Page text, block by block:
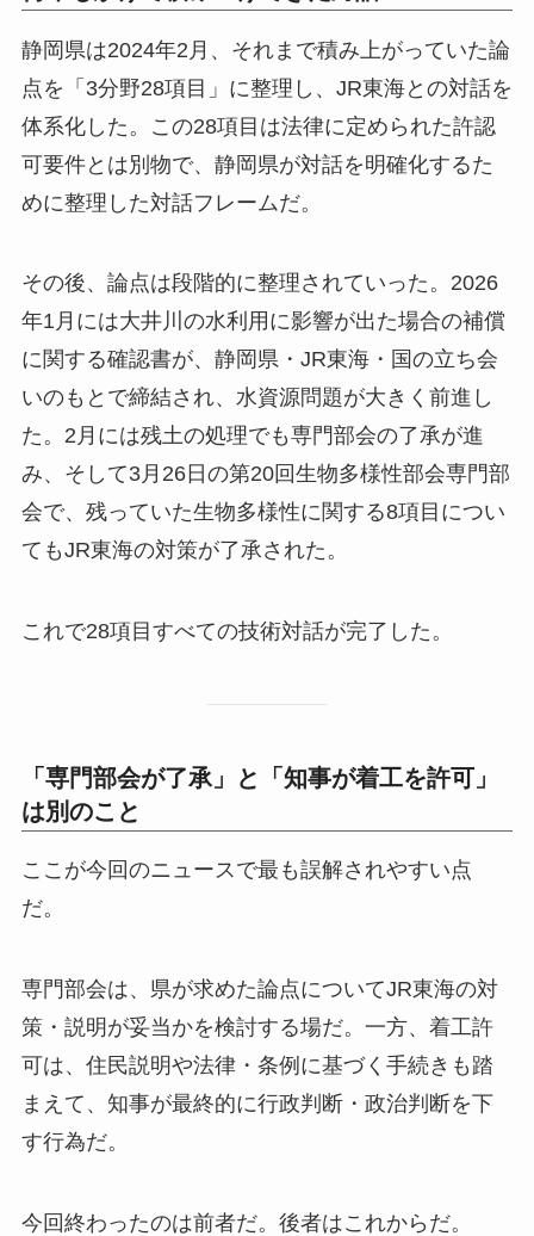
静岡県は2024年2月、それまで積み上がっていた論
点を「3分野28項目」に整理し、JR東海との対話を
体系化した。この28項目は法律に定められた許認
可要件とは別物で、静岡県が対話を明確化するた
めに整理した対話フレームだ。
その後、論点は段階的に整理されていった。2026
年1月には大井川の水利用に影響が出た場合の補償
に関する確認書が、静岡県・JR東海・国の立ち会
いのもとで締結され、水資源問題が大きく前進し
た。2月には残土の処理でも専門部会の了承が進
み、そして3月26日の第20回生物多様性部会専門部
会で、残っていた生物多様性に関する8項目につい
てもJR東海の対策が了承された。
これで28項目すべての技術対話が完了した。
「専門部会が了承」と「知事が着工を許可」
は別のこと
ここが今回のニュースで最も誤解されやすい点
だ。
専門部会は、県が求めた論点についてJR東海の対
策・説明が妥当かを検討する場だ。一方、着工許
可は、住民説明や法律・条例に基づく手続きも踏
まえて、知事が最終的に行政判断・政治判断を下
す行為だ。
今回終わったのは前者だ。後者はこれからだ。